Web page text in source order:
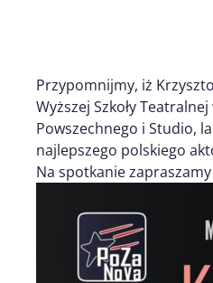
Przypomnijmy, iż
Wyższej Szkoły
Powszechnego i Studio,
najlepszego polskiego
Na spotkanie